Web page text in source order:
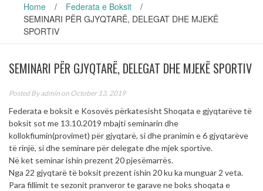
Home / Federata e Boksit
/
SEMINARI PËR GJYQTARË, DELEGAT DHE MJEKË
SPORTIV
SEMINARI PËR GJYQTARË, DELEGAT DHE MJEKË SPORTIV
Posted Byadmin on October 13, 2019
Federata e boksit e Kosovës përkatesisht Shoqata e gjyqtarëve të
boksit sot me 13.10.2019 mbajti seminarin dhe
kollokfiumin(provimet) për gjyqtarë, si dhe pranimin e 6 gjyqtarëve
të rinjë, si dhe seminare për delegate dhe mjek sportive.
Në ket seminar ishin prezent 20 pjesëmarrës.
Nga 22 gjyqtarë të boksit prezent ishin 20 ku ka munguar 2 veta.
Para fillimit te sezonit pranveror te garave ne boks shoqata e